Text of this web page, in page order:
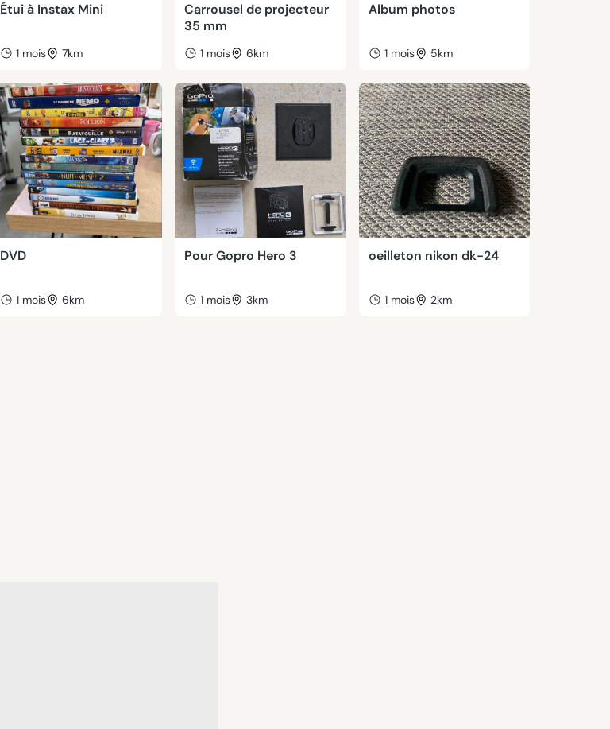
Étui à Instax Mini
1 mois 7km
Carrousel de projecteur
35 mm
1 mois 6km
Album photos
1 mois 5km
DVD
1 mois 6km
Pour Gopro Hero 3
1 mois 3km
oeilleton nikon dk-24
1 mois 2km